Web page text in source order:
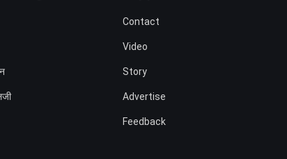
Contact
Video
Story
Advertise
Feedback